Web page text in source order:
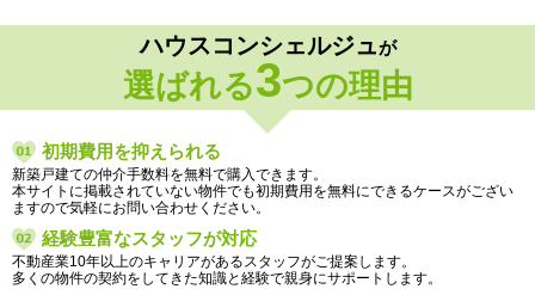
ハウスコンシェルジュが
選ばれる3つの理由
初期費用を抑えられる
新築戸建ての仲介手数料を無料で購入できます。
本サイトに掲載されていない物件でも初期費用を無料にできるケースがござい
ますので気軽にお問い合わせください。
経験豊富なスタッフが対応
不動産業10年以上のキャリアがあるスタッフがご提案します。
多くの物件の契約をしてきた知識と経験で親身にサポートします。